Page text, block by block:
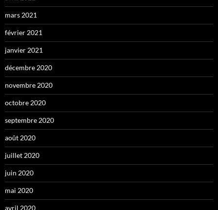
mars 2021
février 2021
janvier 2021
décembre 2020
novembre 2020
octobre 2020
septembre 2020
août 2020
juillet 2020
juin 2020
mai 2020
avril 2020